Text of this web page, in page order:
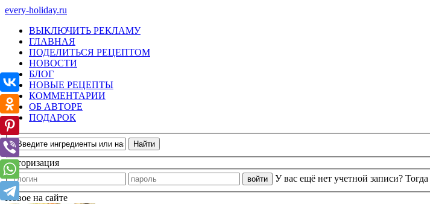
every-holiday.ru
ВЫКЛЮЧИТЬ РЕКЛАМУ
ГЛАВНАЯ
ПОДЕЛИТЬСЯ РЕЦЕПТОМ
НОВОСТИ
БЛОГ
НОВЫЕ РЕЦЕПТЫ
КОММЕНТАРИИ
ОБ АВТОРЕ
ПОДАРОК
Авторизация
У вас ещё нет учетной записи? Тогда
Новое на сайте